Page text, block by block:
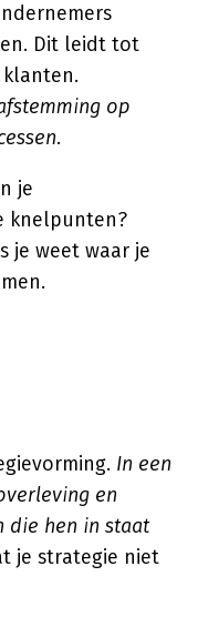
Dit leidt tot
op
.
je
knelpunten?
je weet waar je
In een
en
die hen in staat
je strategie niet